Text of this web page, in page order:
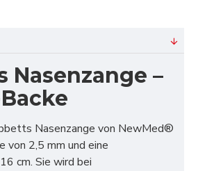
Nasenzange –
Nasenzange von NewMed®
von 2,5 mm und eine
cm. Sie wird bei